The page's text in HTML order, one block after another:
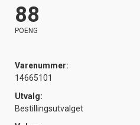
88
POENG
Varenummer:
14665101
Utvalg:
Bestillingsutvalget